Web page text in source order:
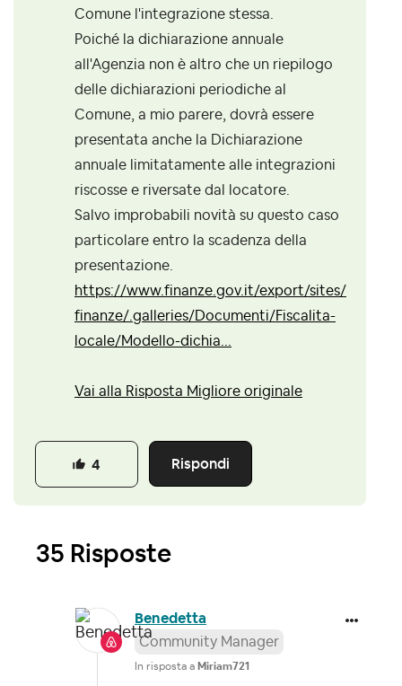
Comune l'integrazione stessa.
Poiché la dichiarazione annuale
all'Agenzia non è altro che un riepilogo
delle dichiarazioni periodiche al
Comune, a mio parere, dovrà essere
presentata anche la Dichiarazione
annuale limitatamente alle integrazioni
riscosse e riversate dal locatore.
Salvo improbabili novità su questo caso
particolare entro la scadenza della
presentazione.
https://www.finanze.gov.it/export/sites/
finanze/.galleries/Documenti/Fiscalita-
locale/Modello-dichia...
Vai alla Risposta Migliore originale
Rispondi
4
35 Risposte
Benedetta
Community Manager
In risposta a Miriam721